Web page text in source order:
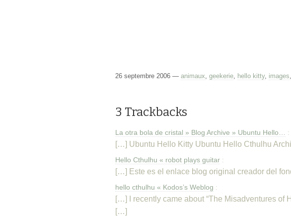
26 septembre 2006 — animaux, geekerie, hello kitty, images,
3 Trackbacks
La otra bola de cristal » Blog Archive » Ubuntu Hello… :
[…] Ubuntu Hello Kitty Ubuntu Hello Cthulhu
Hello Cthulhu « robot plays guitar :
[…] Este es el enlace blog original creador del
hello cthulhu « Kodos’s Weblog :
[…] I recently came about “The Misadventures of
[…]